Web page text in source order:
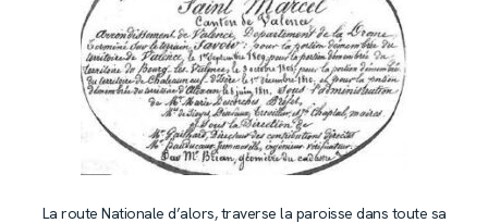
La route Nationale d’alors, traverse la paroisse dans toute sa